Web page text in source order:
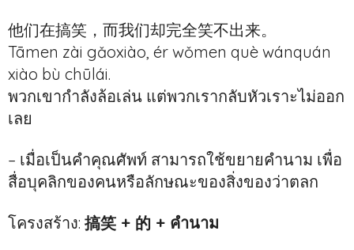
他们在搞笑，而我们却完全笑不出来。
Tāmen zài gǎoxiào, ér wǒmen què wánquán
xiào bù chūlái.
พวกเขากำลังล้อเล่น แต่พวกเรากลับหัวเราะไม่ออก
เลย
– เมื่อเป็นคำคุณศัพท์ สามารถใช้ขยายคำนาม เพื่อ
สื่อบุคลิกของคนหรือลักษณะของสิ่งของว่าตลก
โครงสร้าง: 搞笑 + 的 + คำนาม